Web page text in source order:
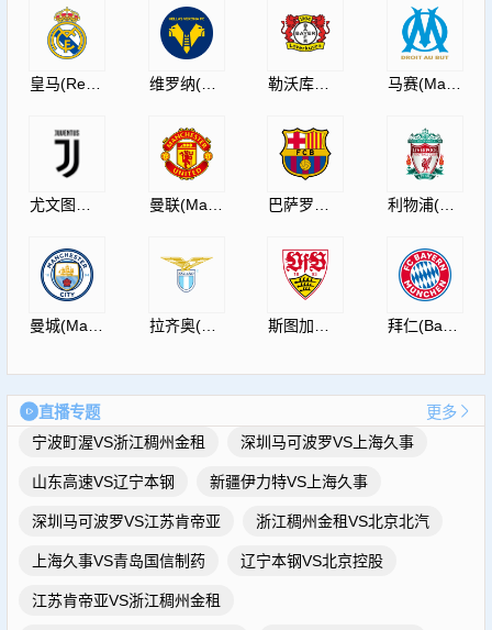
维罗纳(HellasVeronaF.C.)
利物浦(Liverpool)
拉齐奥(S.S.Lazio)
直播专题
更多
宁波町渥VS浙江稠州金租
深圳马可波罗VS上海久事
山东高速VS辽宁本钢 新疆伊力特VS上海久事
深圳马可波罗VS江苏肯帝亚 浙江稠州金租VS北京北汽
上海久事VS青岛国信制药 辽宁本钢VS北京控股
江苏肯帝亚VS浙江稠州金租